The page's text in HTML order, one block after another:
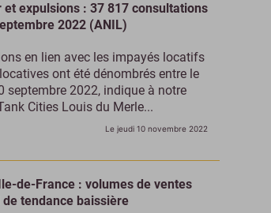
et expulsions : 37 817 consultations
2022 (ANIL)
en lien avec les impayés locatifs
ont été dénombrés entre le
septembre 2022, indique à notre
Cities Louis du Merle...
Le jeudi 10 novembre 2022
de-France : volumes de ventes
tendance baissière